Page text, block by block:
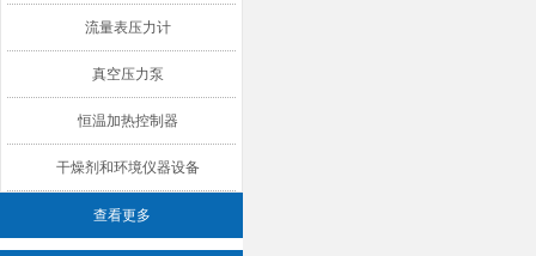
流量表压力计
真空压力泵
恒温加热控制器
干燥剂和环境仪器设备
查看更多